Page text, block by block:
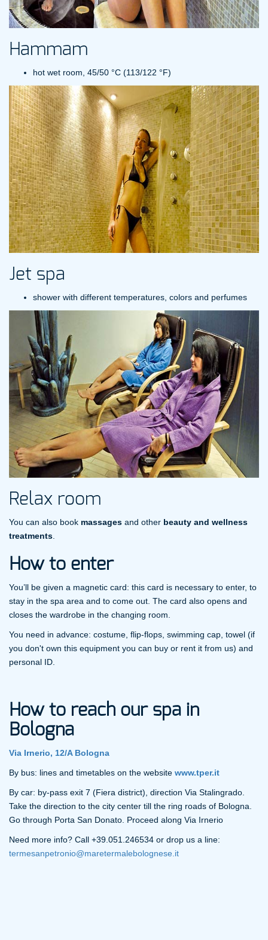
Hammam
hot wet room, 45/50 °C (113/122 °F)
Jet spa
shower with different temperatures, colors and perfumes
Relax room
You can also book massages and other beauty and wellness
treatments
How to enter
You’ll be given a magnetic card: this card is necessary to enter, to
stay in the spa area and to come out. The card also opens and
closes the wardrobe in the changing room.
You need in advance: costume, flip-flops, swimming cap, towel (if
you don't own this equipment you can buy or rent it from us) and
personal ID.
How to reach our spa in
Bologna
Via Irnerio, 12/A Bologna
By bus: lines and timetables on the website www.tper.it
By car: by-pass exit 7 (Fiera district), direction Via Stalingrado.
Take the direction to the city center till the ring roads of Bologna.
Go through Porta San Donato. Proceed along Via Irnerio
Need more info? Call +39.051.246534 or drop us a line:
termesanpetronio@maretermalebolognese.it